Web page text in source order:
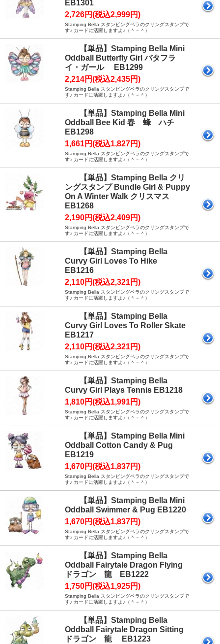
EB1301
2,726円(税込2,999円)
Stamping Bella スタンピングベラのクリングスタンプで
す♪ カードに活躍しますよ♪（＾－＾）
【単品】Stamping Bella Mini
Oddball Butterfly Girl バタフラ
イ・ガール EB1299
2,214円(税込2,435円)
Stamping Bella スタンピングベラのクリングスタンプで
す♪ カードに活躍しますよ♪（＾－＾）
【単品】Stamping Bella Mini
Oddball Bee Kid 春 蜂 ハチ
EB1298
1,661円(税込1,827円)
Stamping Bella スタンピングベラのクリングスタンプで
す♪ カードに活躍しますよ♪（＾－＾）
【単品】Stamping Bella クリ
ングスタンプ Bundle Girl & Puppy
On A Winter Walk クリスマス
EB1268
2,190円(税込2,409円)
Stamping Bella スタンピングベラのクリングスタンプで
す♪ カードに活躍しますよ♪（＾－＾）
【単品】Stamping Bella
Curvy Girl Loves To Hike
EB1216
2,110円(税込2,321円)
Stamping Bella スタンピングベラのクリングスタンプで
す♪ カードに活躍しますよ♪（＾－＾）
【単品】Stamping Bella
Curvy Girl Loves To Roller Skate
EB1217
2,110円(税込2,321円)
Stamping Bella スタンピングベラのクリングスタンプで
す♪ カードに活躍しますよ♪（＾－＾）
【単品】Stamping Bella
Curvy Girl Plays Tennis EB1218
1,810円(税込1,991円)
Stamping Bella スタンピングベラのクリングスタンプで
す♪ カードに活躍しますよ♪（＾－＾）
【単品】Stamping Bella Mini
Oddball Cotton Candy & Pug
EB1219
1,670円(税込1,837円)
Stamping Bella スタンピングベラのクリングスタンプで
す♪ カードに活躍しますよ♪（＾－＾）
【単品】Stamping Bella Mini
Oddball Swimmer & Pug EB1220
1,670円(税込1,837円)
Stamping Bella スタンピングベラのクリングスタンプで
す♪ カードに活躍しますよ♪（＾－＾）
【単品】Stamping Bella
Oddball Fairytale Dragon Flying
ドラゴン 龍 EB1222
1,750円(税込1,925円)
Stamping Bella スタンピングベラのクリングスタンプで
す♪ カードに活躍しますよ♪（＾－＾）
【単品】Stamping Bella
Oddball Fairytale Dragon Sitting
ドラゴン 龍 EB1223